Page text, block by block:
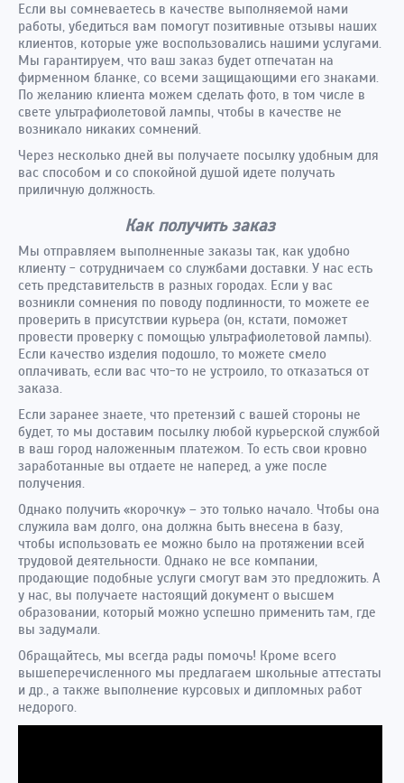
Если вы сомневаетесь в качестве выполняемой нами
работы, убедиться вам помогут позитивные отзывы наших
клиентов, которые уже воспользовались нашими услугами.
Мы гарантируем, что ваш заказ будет отпечатан на
фирменном бланке, со всеми защищающими его знаками.
По желанию клиента можем сделать фото, в том числе в
свете ультрафиолетовой лампы, чтобы в качестве не
возникало никаких сомнений.
Через несколько дней вы получаете посылку удобным для
вас способом и со спокойной душой идете получать
приличную должность.
Как получить заказ
Мы отправляем выполненные заказы так, как удобно
клиенту - сотрудничаем со службами доставки. У нас есть
сеть представительств в разных городах. Если у вас
возникли сомнения по поводу подлинности, то можете ее
проверить в присутствии курьера (он, кстати, поможет
провести проверку с помощью ультрафиолетовой лампы).
Если качество изделия подошло, то можете смело
оплачивать, если вас что-то не устроило, то отказаться от
заказа.
Если заранее знаете, что претензий с вашей стороны не
будет, то мы доставим посылку любой курьерской службой
в ваш город наложенным платежом. То есть свои кровно
заработанные вы отдаете не наперед, а уже после
получения.
Однако получить «корочку» – это только начало. Чтобы она
служила вам долго, она должна быть внесена в базу,
чтобы использовать ее можно было на протяжении всей
трудовой деятельности. Однако не все компании,
продающие подобные услуги смогут вам это предложить. А
у нас, вы получаете настоящий документ о высшем
образовании, который можно успешно применить там, где
вы задумали.
Обращайтесь, мы всегда рады помочь! Кроме всего
вышеперечисленного мы предлагаем школьные аттестаты
и др., а также выполнение курсовых и дипломных работ
недорого.